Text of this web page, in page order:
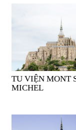
TU VIỆN MONT SAINT
MICHEL